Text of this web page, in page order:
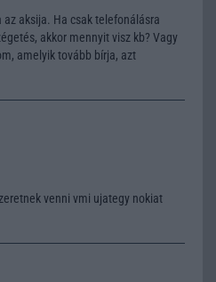
aksija. Ha csak telefonálásra
akkor mennyit visz kb? Vagy
amelyik tovább bírja, azt
venni vmi ujategy nokiat